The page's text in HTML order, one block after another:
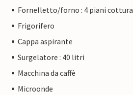
Fornelletto/forno : 4 piani cottura
Frigorifero
Cappa aspirante
Surgelatore : 40 litri
Macchina da caffè
Microonde